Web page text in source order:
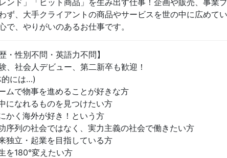
レンド」「ヒット商品」を生み出す仕事！企画や販売、事業
ず、大手クライアントの商品やサービスを世の中に広めて
で、やりがいのあるお仕事です。
歴・性別不問・英語力不問】
、社会人デビュー、第二新卒も歓迎！
的には…)
ムで物事を進めることが好きな方
になれるものを見つけたい方
かく海外が好き！という方
序列の社会ではなく、実力主義の社会で働きたい方
独立・起業を目指している方
を180°変えたい方